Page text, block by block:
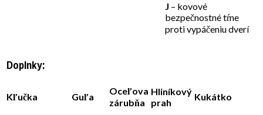
J – kovové
bezpečnostné tŕne
proti vypáčeniu dverí
Doplnky:
Kľučka Guľa
Oceľova
zárubňa
Hliníkový
prah
Kukátko